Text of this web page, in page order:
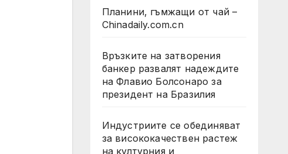
Планини, гъмжащи от чай –
Chinadaily.com.cn
Връзките на затворения
банкер развалят надеждите
на Флавио Болсонаро за
президент на Бразилия
Индустриите се обединяват
за висококачествен растеж
на културния и